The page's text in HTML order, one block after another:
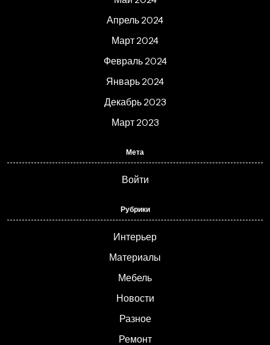
Апрель 2024
Март 2024
Февраль 2024
Январь 2024
Декабрь 2023
Март 2023
Мета
Войти
Рубрики
Интерьер
Материалы
Мебель
Новости
Разное
Ремонт